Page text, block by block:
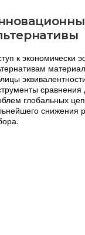
к экономически
глобальных
снижения